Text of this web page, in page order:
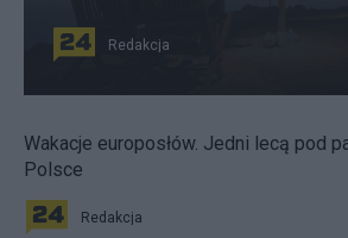
Redakcja
Wakacje europosłów. Jedni lecą pod
Polsce
Redakcja